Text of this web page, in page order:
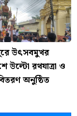
উৎসবমুখর
উল্টো রথযাত্রা ও
অনুষ্ঠিত